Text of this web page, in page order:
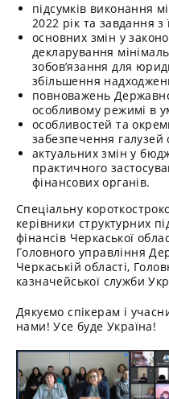
підсумків виконання
2022 рік та завдання
основних змін у
декларування
зобов’язання для
збільшення
повноважень
особливому режимі в
особливостей та
забезпечення галузей
актуальних змін у
практичного
фінансових органів.
Спеціальну
керівники структурних
фінансів Черкаської
Головного управління
Черкаській області,
казначейської служби
Дякуємо спікерам і
нами! Усе буде Україна!